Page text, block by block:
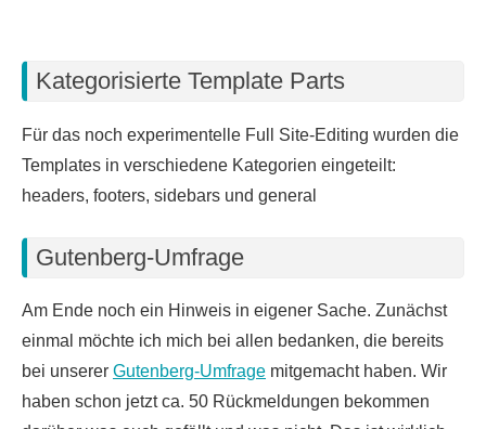
Kategorisierte Template Parts
Für das noch experimentelle Full Site-Editing wurden die
Templates in verschiedene Kategorien eingeteilt:
headers, footers, sidebars und general
Gutenberg-Umfrage
Am Ende noch ein Hinweis in eigener Sache. Zunächst
einmal möchte ich mich bei allen bedanken, die bereits
bei unserer Gutenberg-Umfrage mitgemacht haben. Wir
haben schon jetzt ca. 50 Rückmeldungen bekommen